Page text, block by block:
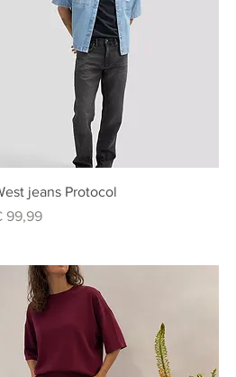
jeans Protocol
99,99